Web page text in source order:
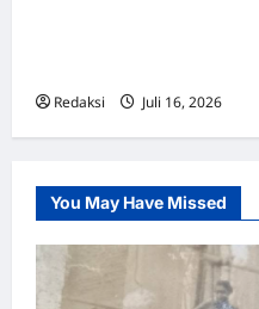
Redaksi Juli 16, 2026
You May Have Missed